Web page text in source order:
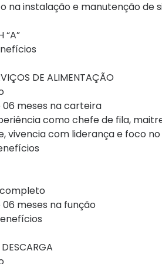
na instalação e manutenção
“A”
DE ALIMENTAÇÃO
meses na carteira
como chefe de fila,
vivencia com liderança e foco
meses na função